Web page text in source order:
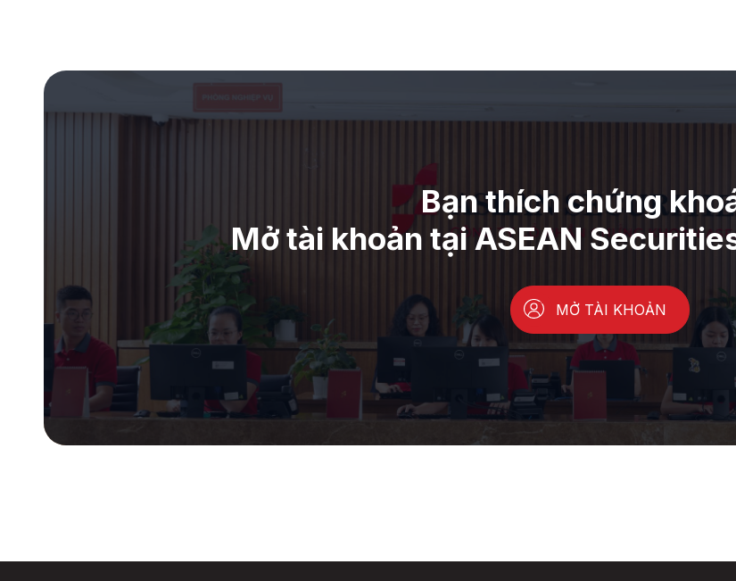
Bạn thích chứng
Mở tài khoản tại ASEAN
MỞ TÀI KHOẢN